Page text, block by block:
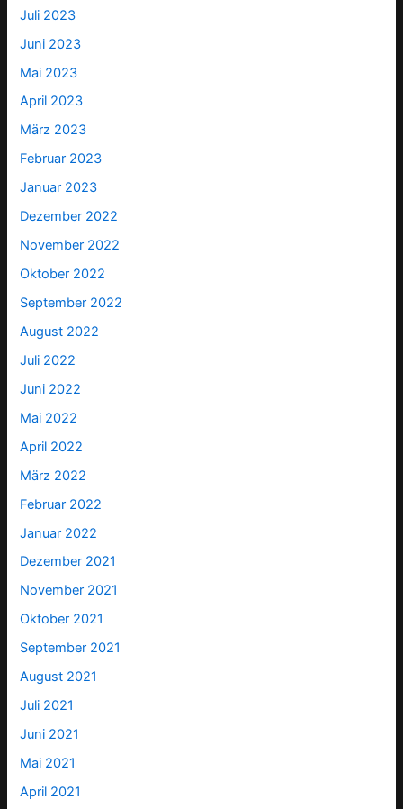
Juli 2023
Juni 2023
Mai 2023
April 2023
März 2023
Februar 2023
Januar 2023
Dezember 2022
November 2022
Oktober 2022
September 2022
August 2022
Juli 2022
Juni 2022
Mai 2022
April 2022
März 2022
Februar 2022
Januar 2022
Dezember 2021
November 2021
Oktober 2021
September 2021
August 2021
Juli 2021
Juni 2021
Mai 2021
April 2021